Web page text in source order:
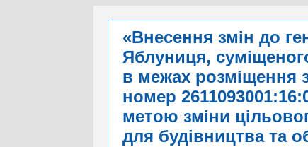
«Внесення змін до
Яблуниця,
в межах розміщення
номер
метою зміни
для будівництва та